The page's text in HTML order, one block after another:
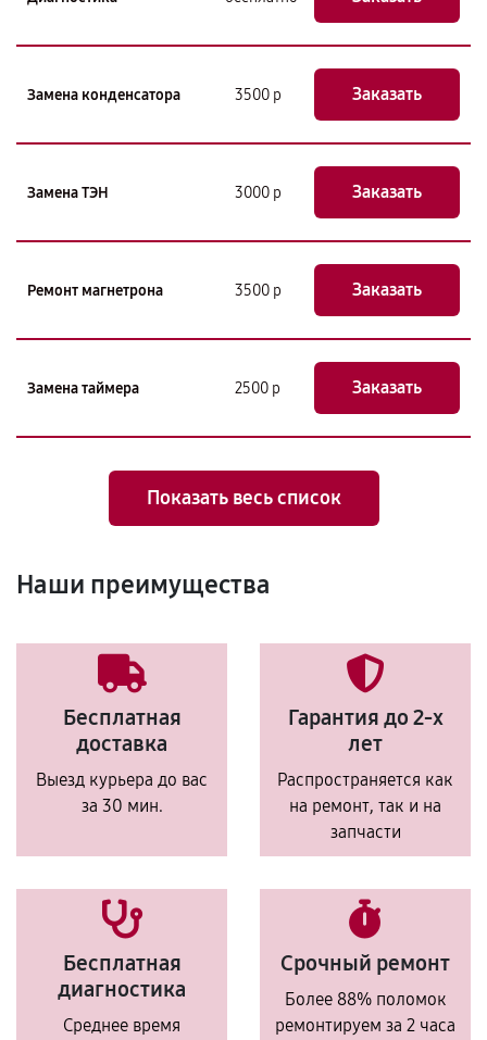
Замена конденсатора 3500 р Заказать
Замена ТЭН 3000 р Заказать
Ремонт магнетрона 3500 р Заказать
Замена таймера 2500 р Заказать
Показать весь список
Наши преимущества
Бесплатная
доставка
Выезд курьера до вас
за 30 мин.
Гарантия до 2-х
лет
Распространяется как
на ремонт, так и на
запчасти
Бесплатная
диагностика
Среднее время
Срочный ремонт
Более 88% поломок
ремонтируем за 2 часа